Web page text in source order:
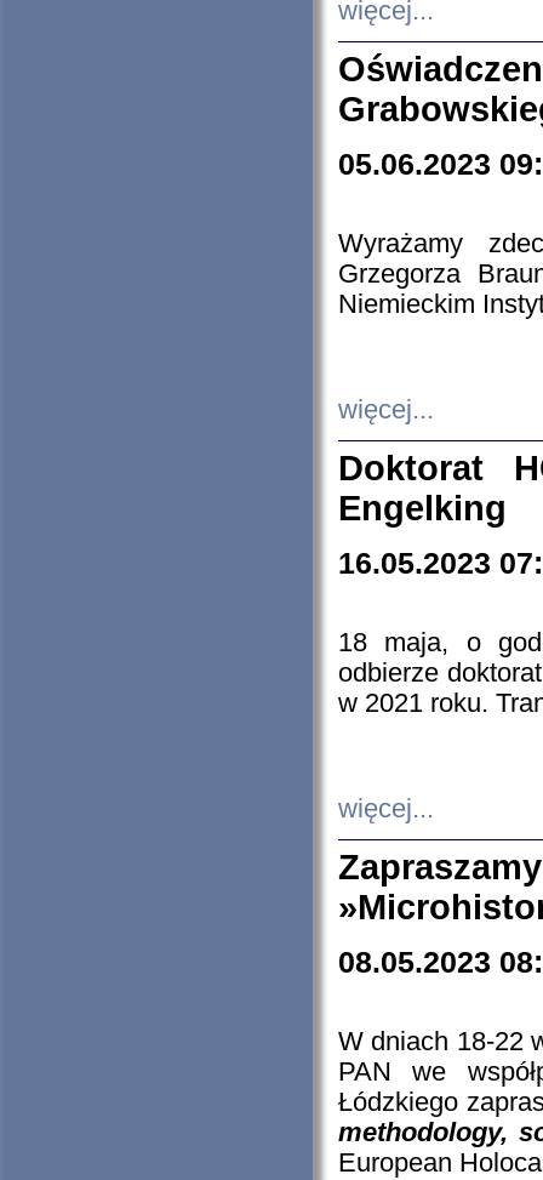
więcej...
05.06.2023
Wyrażamy
Grzegorza
Niemieckim
więcej...
Doktorat
Engelking
16.05.2023
18 maja, o
odbierze
w 2021 roku.
więcej...
08.05.2023
W dniach 18-22
PAN we
Łódzkiego
methodology,
European